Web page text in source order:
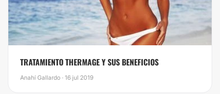
TRATAMIENTO THERMAGE Y SUS BENEFICIOS
Anahí Gallardo · 16 jul 2019